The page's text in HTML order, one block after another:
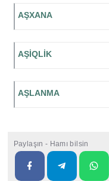
AŞXANA
AŞİQLİK
AŞLANMA
Paylaşın - Hamı bilsin